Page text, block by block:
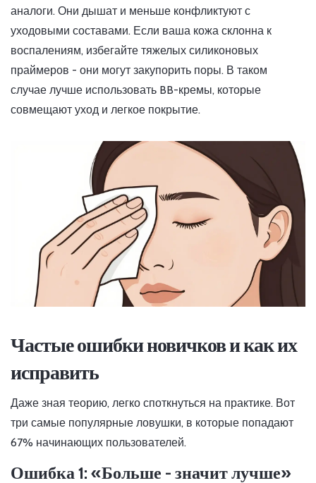
аналоги. Они дышат и меньше конфликтуют с
уходовыми составами. Если ваша кожа склонна к
воспалениям, избегайте тяжелых силиконовых
праймеров - они могут закупорить поры. В таком
случае лучше использовать BB-кремы, которые
совмещают уход и легкое покрытие.
Частые ошибки новичков и как их
исправить
Даже зная теорию, легко споткнуться на практике. Вот
три самые популярные ловушки, в которые попадают
67% начинающих пользователей.
Ошибка 1: «Больше - значит лучше»